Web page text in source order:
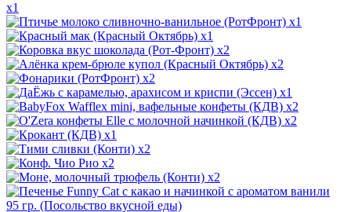
x1
x1
x1
x2
x2
x2
x1
x2
x2
x1
x2
x2
x2